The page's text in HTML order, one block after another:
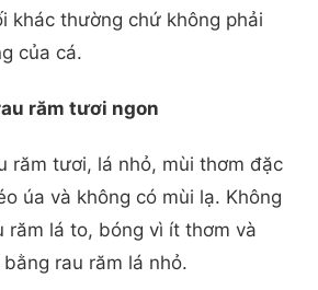
khác thường chứ không phải
của cá.
răm tươi ngon
răm tươi, lá nhỏ, mùi thơm đặc
úa và không có mùi lạ. Không
răm lá to, bóng vì ít thơm và
rau răm lá nhỏ.